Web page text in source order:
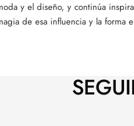
y el diseño, y continúa
de esa influencia y la forma